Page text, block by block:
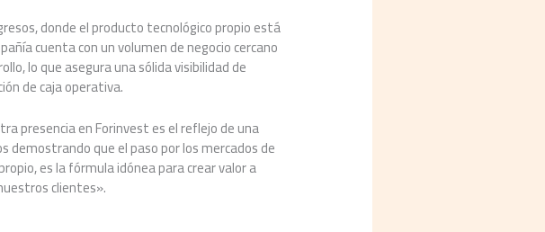
donde el producto tecnológico propio está
cuenta con un volumen de negocio cercano
lo que asegura una sólida visibilidad de
de caja operativa.
presencia en Forinvest es el reflejo de una
demostrando que el paso por los mercados de
es la fórmula idónea para crear valor a
clientes».